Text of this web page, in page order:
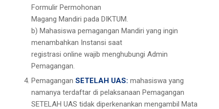
Formulir Permohonan
Magang Mandiri pada DIKTUM.
b) Mahasiswa pemagangan Mandiri yang ingin
menambahkan Instansi saat
registrasi online wajib menghubungi Admin
Pemagangan.
Pemagangan SETELAH UAS: mahasiswa yang
namanya terdaftar di pelaksanaan Pemagangan
SETELAH UAS tidak diperkenankan mengambil Mata